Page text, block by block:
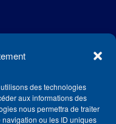
des technologies
aux informations des
nous permettra de traiter
ou les ID uniques